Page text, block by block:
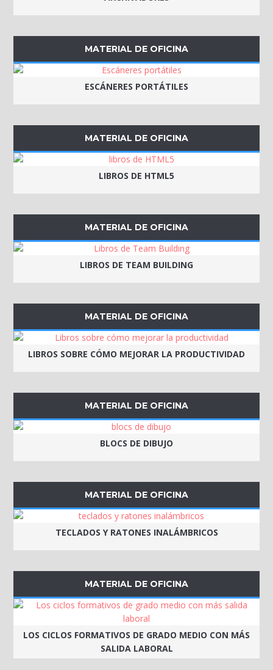
MATERIAL DE OFICINA
ESCÁNERES PORTÁTILES
MATERIAL DE OFICINA
LIBROS DE HTML5
MATERIAL DE OFICINA
LIBROS DE TEAM BUILDING
MATERIAL DE OFICINA
LIBROS SOBRE CÓMO MEJORAR LA PRODUCTIVIDAD
MATERIAL DE OFICINA
BLOCS DE DIBUJO
MATERIAL DE OFICINA
TECLADOS Y RATONES INALÁMBRICOS
MATERIAL DE OFICINA
LOS CICLOS FORMATIVOS DE GRADO MEDIO CON MÁS
SALIDA LABORAL